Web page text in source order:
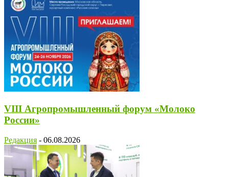
VIII Агропромышленный форум «Молоко
России»
Редакция - 06.08.2026